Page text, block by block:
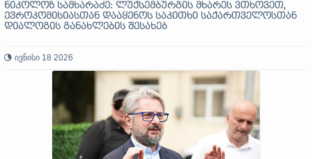
ნიკოლოზ სამხარაძე: ლუქსემბურგის მხარეს ვთხოვეთ,
ევროკომისიასთან დააყენოს საკითხი საქართველოსთან
დიალოგის განახლების შესახებ
ივნისი 18 2026